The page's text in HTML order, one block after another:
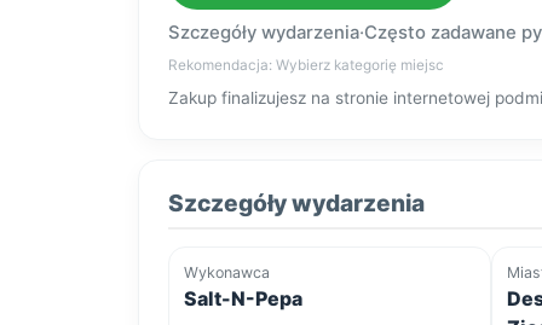
Szczegóły wydarzenia·Często zadawane
Rekomendacja: Wybierz kategorię miejsc
Zakup finalizujesz na stronie internetowej
Szczegóły wydarzenia
Wykonawca
Salt-N-Pepa